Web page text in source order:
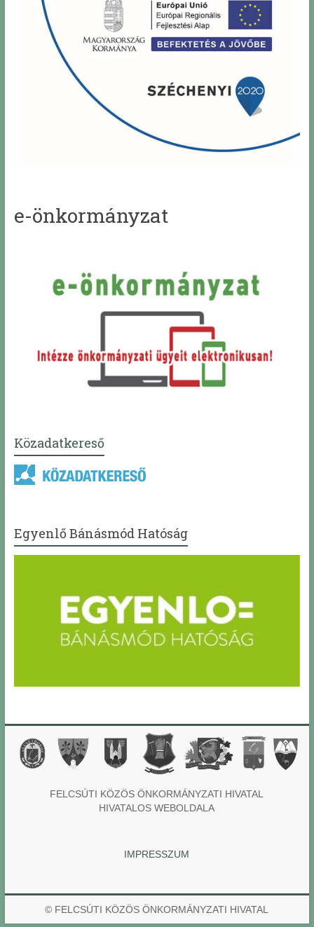
e-önkormányzat
Közadatkereső
Egyenlő Bánásmód Hatóság
FELCSÚTI KÖZÖS ÖNKORMÁNYZATI HIVATAL
HIVATALOS WEBOLDALA
IMPRESSZUM
© FELCSÚTI KÖZÖS ÖNKORMÁNYZATI HIVATAL